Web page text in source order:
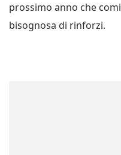
prossimo anno che
bisognosa di rinforzi.